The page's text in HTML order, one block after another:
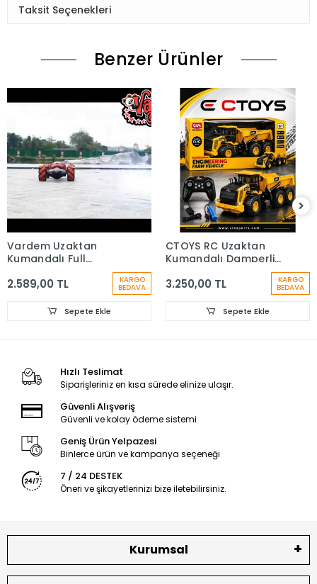
Taksit Seçenekleri
Benzer Ürünler
Vardem Uzaktan
Kumandalı Full
Akrobat Araba
2.589,00 TL KARGO
BEDAVA
Sepete Ekle
CTOYS RC Uzaktan
Kumandalı Damperli
3.250,00 TL KARGO
BEDAVA
Sepete Ekle
Hızlı Teslimat
Siparişleriniz en kısa sürede elinize ulaşır.
Güvenli Alışveriş
Güvenli ve kolay ödeme sistemi
Geniş Ürün Yelpazesi
Binlerce ürün ve kampanya seçeneği
7 / 24 DESTEK
Öneri ve şikayetlerinizi bize iletebilirsiniz.
Kurumsal